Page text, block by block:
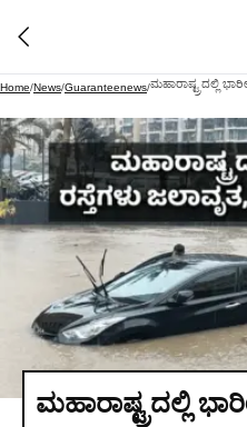
Home/News/Guaranteenews/ಮಹಾರಾಷ್ಟ್ರದಲ್ಲಿ
ಮಹಾರಾಷ್ಟ್ರದಲ್ಲಿ